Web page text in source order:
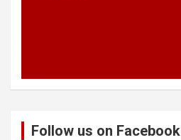
Follow us on Facebook